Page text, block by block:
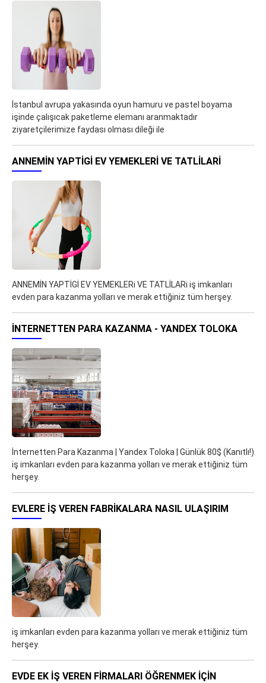
İstanbul avrupa yakasında oyun hamuru ve pastel boyama
işinde çalışıcak paketleme elemanı aranmaktadır
ziyaretçilerimize faydası olması dileği ile
ANNEMİN YAPTİGİ EV YEMEKLERI VE TATLİLARI
ANNEMİN YAPTİGİ EV YEMEKLERi VE TATLİLARi iş imkanları
evden para kazanma yolları ve merak ettiğiniz tüm herşey.
İNTERNETTEN PARA KAZANMA - YANDEX TOLOKA
İnternetten Para Kazanma | Yandex Toloka | Günlük 80$ (Kanıtlı!)
iş imkanları evden para kazanma yolları ve merak ettiğiniz tüm
herşey.
EVLERE İŞ VEREN FABRIKALARA NASIL ULAŞIRIM
iş imkanları evden para kazanma yolları ve merak ettiğiniz tüm
herşey.
EVDE EK IŞ VEREN FIRMALARI ÖĞRENMEK IÇIN